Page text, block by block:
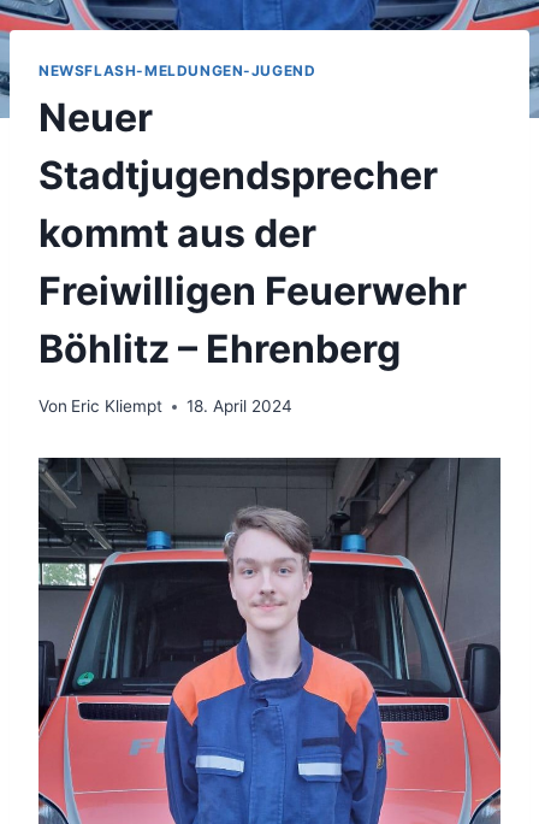
NEWSFLASH-MELDUNGEN-JUGEND
Neuer
Stadtjugendsprecher
kommt aus der
Freiwilligen Feuerwehr
Böhlitz – Ehrenberg
Von Eric Kliempt 18. April 2024